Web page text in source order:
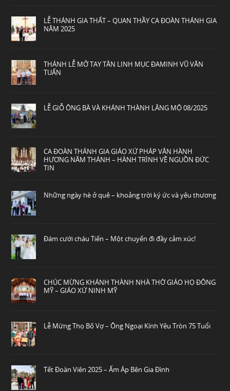
LỄ THÁNH GIA THẤT – QUAN THẦY CA ĐOÀN THÁNH GIA
NĂM 2025
THÁNH LỄ MỞ TAY TÂN LINH MỤC ĐAMINH VŨ VĂN
TUẤN
LỄ GIỖ ÔNG BÀ VÀ KHÁNH THÀNH LĂNG MỘ 08/2025
CA ĐOÀN THÁNH GIA GIÁO XỨ PHÁP VÂN HÀNH
HƯƠNG NĂM THÁNH – HÀNH TRÌNH VỀ NGUỒN ĐỨC
TIN
Những ngày hè ở quê – khoảng trời ký ức và yêu thương
Đám cưới cháu Tiến – Một chuyến đi đầy cảm xúc!
CHÚC MỪNG KHÁNH THÀNH NHÀ THỜ GIÁO HỌ ĐÔNG
MỸ – GIÁO XỨ NINH MỸ
Lễ Mừng Thọ Bố Vợ – Ông Ngoại Kính Yêu Tròn 75 Tuổi
Tết Đoàn Viên 2025 – Ấm Áp Bên Gia Đình